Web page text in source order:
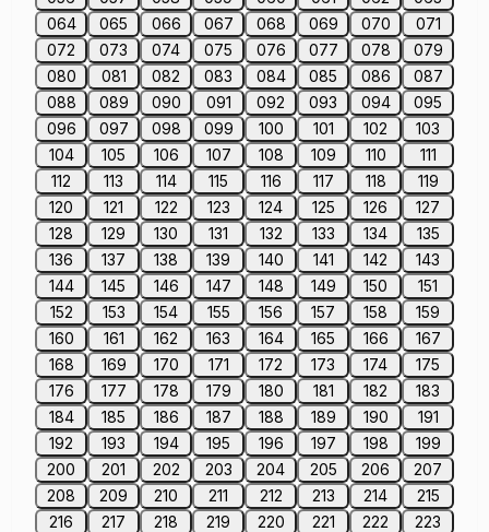
064
065 066 067 068 069 070
071
072
073 074 075 076 077 078
079
080
081 082 083 084 085 086
087
088
089 090 091 092 093 094
095
096
097 098 099 100 101 102
103
104
105 106 107 108 109 110
111
112
113 114 115 116 117 118
119
120
121 122 123 124 125 126
127
128
129 130 131 132 133 134
135
136
137 138 139 140 141 142
143
144
145 146 147 148 149 150
151
152
153 154 155 156 157 158
159
160
161 162 163 164 165 166
167
168
169 170 171 172 173 174
175
176
177 178 179 180 181 182
183
184
185 186 187 188 189 190
191
192
193 194 195 196 197 198
199
200
201 202 203 204 205 206
207
208
209 210 211 212 213 214
215
216
217 218 219 220 221 222
223